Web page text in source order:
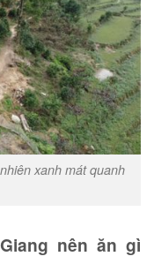
xanh mát quanh
nên ăn gì